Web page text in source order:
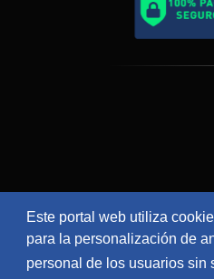
Este portal web utiliza
para la personalización de
personal de los usuarios sin